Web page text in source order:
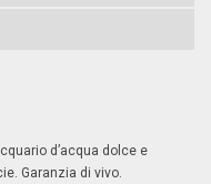
d’acqua dolce e
Garanzia di vivo.